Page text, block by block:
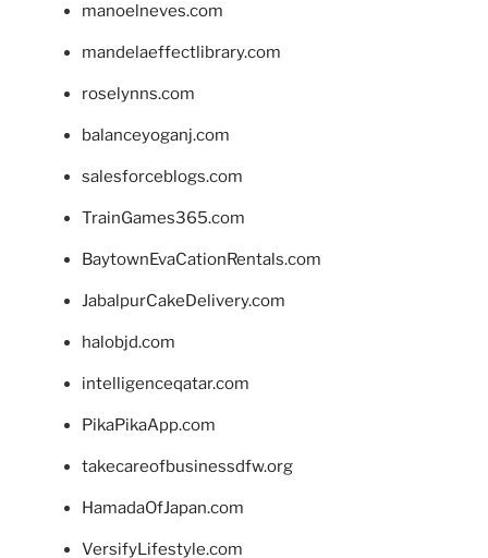
manoelneves.com
mandelaeffectlibrary.com
roselynns.com
balanceyoganj.com
salesforceblogs.com
TrainGames365.com
BaytownEvaCationRentals.com
JabalpurCakeDelivery.com
halobjd.com
intelligenceqatar.com
PikaPikaApp.com
takecareofbusinessdfw.org
HamadaOfJapan.com
VersifyLifestyle.com